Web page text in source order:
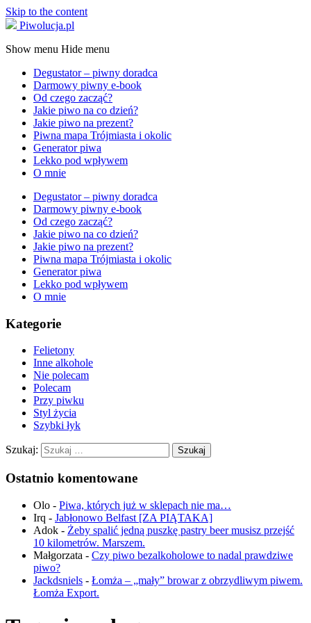
Skip to the content
Piwolucja.pl
Show menu Hide menu
Degustator – piwny doradca
Darmowy piwny e-book
Od czego zacząć?
Jakie piwo na co dzień?
Jakie piwo na prezent?
Piwna mapa Trójmiasta i okolic
Generator piwa
Lekko pod wpływem
O mnie
Degustator – piwny doradca
Darmowy piwny e-book
Od czego zacząć?
Jakie piwo na co dzień?
Jakie piwo na prezent?
Piwna mapa Trójmiasta i okolic
Generator piwa
Lekko pod wpływem
O mnie
Kategorie
Felietony
Inne alkohole
Nie polecam
Polecam
Przy piwku
Styl życia
Szybki łyk
Szukaj:
Ostatnio komentowane
Olo - Piwa, których już w sklepach nie ma…
Irq - Jabłonowo Belfast [ZA PIĄTAKA]
Adok - Żeby spalić jedną puszkę pastry beer musisz przejść
10 kilometrów. Marszem.
Małgorzata - Czy piwo bezalkoholowe to nadal prawdziwe
piwo?
Jackdsniels - Łomża – „mały” browar z obrzydliwym piwem.
Łomża Export.